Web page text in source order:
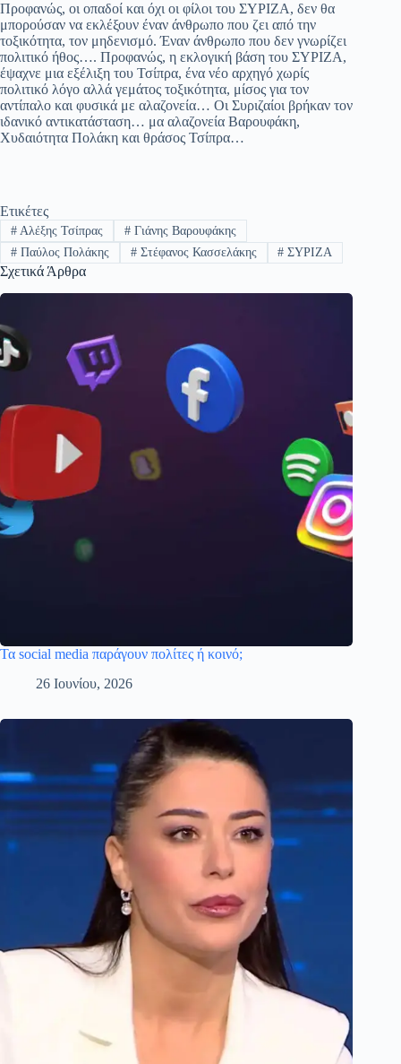
Προφανώς, οι οπαδοί και όχι οι φίλοι του ΣΥΡΙΖΑ, δεν θα
μπορούσαν να εκλέξουν έναν άνθρωπο που ζει από την
τοξικότητα, τον μηδενισμό. Έναν άνθρωπο που δεν γνωρίζει
πολιτικό ήθος…. Προφανώς, η εκλογική βάση του ΣΥΡΙΖΑ,
έψαχνε μια εξέλιξη του Τσίπρα, ένα νέο αρχηγό χωρίς
πολιτικό λόγο αλλά γεμάτος τοξικότητα, μίσος για τον
αντίπαλο και φυσικά με αλαζονεία… Οι Συριζαίοι βρήκαν τον
ιδανικό αντικατάσταση… μα αλαζονεία Βαρουφάκη,
Χυδαιότητα Πολάκη και θράσος Τσίπρα…
Ετικέτες
#Αλέξης Τσίπρας #Γιάνης Βαρουφάκης
#Παύλος Πολάκης #Στέφανος Κασσελάκης # ΣΥΡΙΖΑ
Σχετικά Άρθρα
Τα social media παράγουν πολίτες ή κοινό;
26 Ιουνίου, 2026